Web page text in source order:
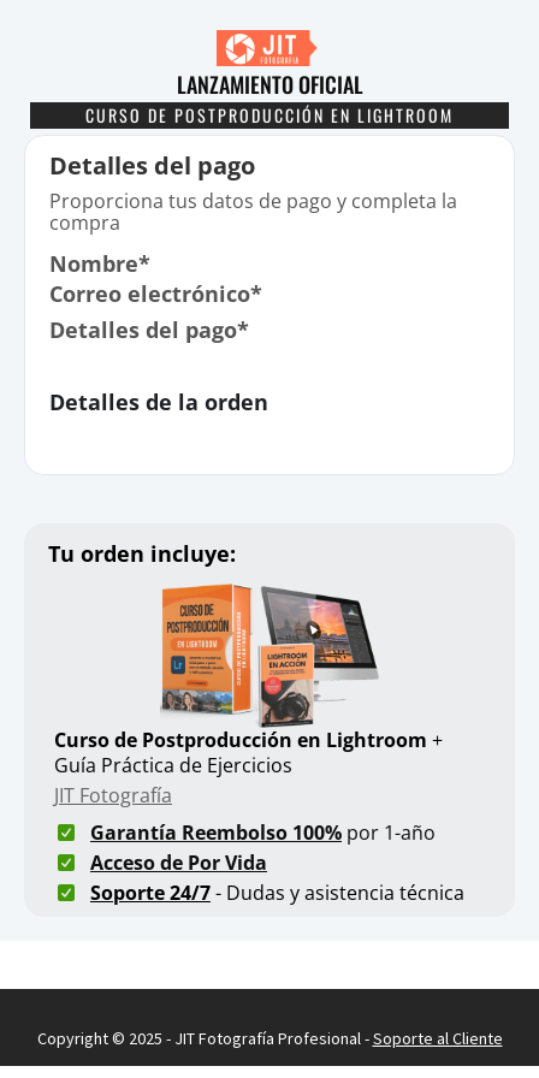
LANZAMIENTO OFICIAL
CURSO DE POSTPRODUCCIÓN EN LIGHTROOM
Detalles del pago
Proporciona tus datos de pago y completa la
compra
Nombre*
Correo electrónico*
Detalles del pago*
Detalles de la orden
Tu orden incluye:
Curso de Postproducción en Lightroom +
Guía Práctica de Ejercicios
JIT Fotografía
Garantía Reembolso 100% por 1-año
Acceso de Por Vida
Soporte 24/7- Dudas y asistencia técnica
Copyright © 2025 - JIT Fotografía Profesional -Soporte al Cliente